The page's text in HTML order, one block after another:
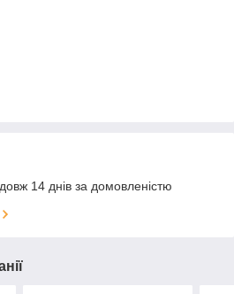
14 днів за домовленістю